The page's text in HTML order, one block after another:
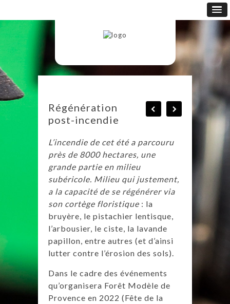
Régénération
post-incendie
L’incendie de cet été a parcouru
près de 8000 hectares, une
grande partie en milieu
subéricole. Milieu qui justement,
a la capacité de se régénérer via
son cortège floristique : la
bruyère, le pistachier lentisque,
l’arbousier, le ciste, la lavande
papillon, entre autres (et d’ainsi
lutter contre l’érosion des sols).
Dans le cadre des événements
qu’organisera Forêt Modèle de
Provence en 2022 (Fête de la